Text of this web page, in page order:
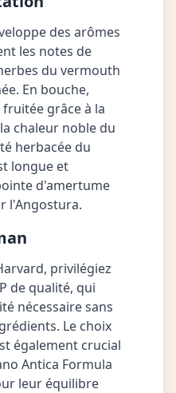
des arômes
les notes de
du vermouth
En bouche,
grâce à la
chaleur noble du
herbacée du
longue et
d'amertume
l'Angostura.
privilégiez
de qualité, qui
nécessaire sans
Le choix
également crucial
Antica Formula
leur équilibre